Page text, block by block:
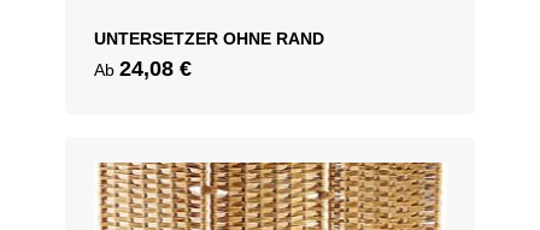
UNTERSETZER OHNE RAND
Ab 24,08 €